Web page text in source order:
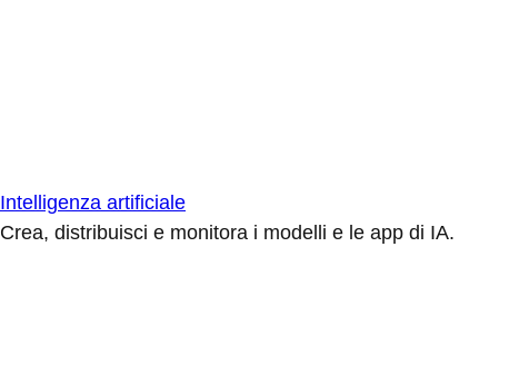
Intelligenza artificiale
Crea, distribuisci e monitora i modelli e le app di IA.